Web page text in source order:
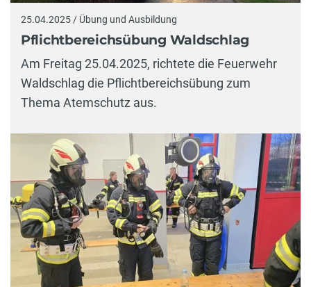
25.04.2025 / Übung und Ausbildung
Pflichtbereichsübung Waldschlag
Am Freitag 25.04.2025, richtete die Feuerwehr
Waldschlag die Pflichtbereichsübung zum
Thema Atemschutz aus.